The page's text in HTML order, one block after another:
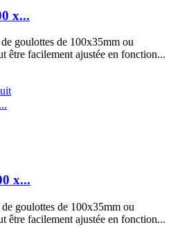
x...
goulottes de 100x35mm ou
être facilement ajustée en fonction...
x...
goulottes de 100x35mm ou
être facilement ajustée en fonction...